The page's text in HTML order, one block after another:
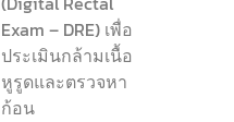
Exam – DRE) เพื่อ
ประเมินกล้ามเนื้อ
หูรูดและตรวจหา
ก้อน